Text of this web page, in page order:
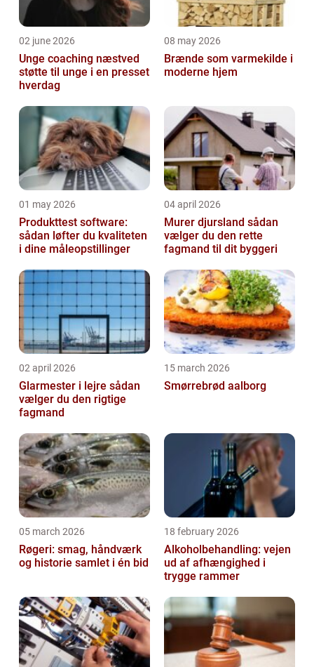
02 june 2026
Unge coaching næstved
støtte til unge i en presset
hverdag
08 may 2026
Brænde som varmekilde i
moderne hjem
01 may 2026
Produkttest software:
sådan løfter du kvaliteten
i dine måleopstillinger
04 april 2026
Murer djursland sådan
vælger du den rette
fagmand til dit byggeri
02 april 2026
Glarmester i lejre sådan
vælger du den rigtige
fagmand
15 march 2026
Smørrebrød aalborg
05 march 2026
Røgeri: smag, håndværk
og historie samlet i én bid
18 february 2026
Alkoholbehandling: vejen
ud af afhængighed i
trygge rammer